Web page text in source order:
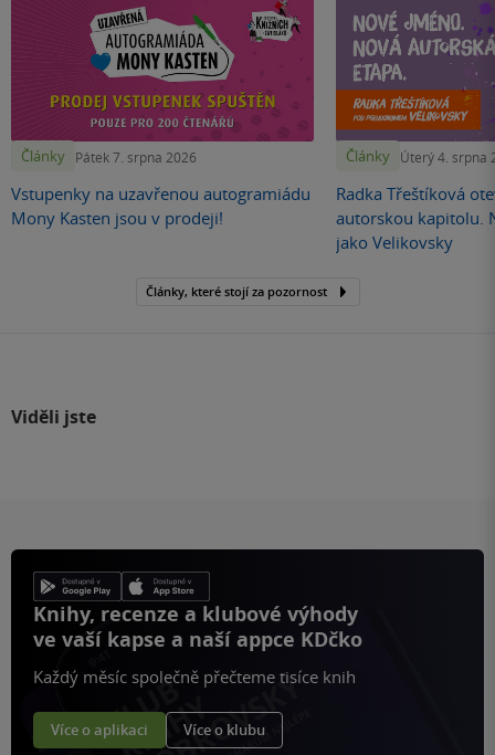
Články Pátek 7. srpna 2026
Vstupenky na uzavřenou autogramiádu
Mony Kasten jsou v prodeji!
Články Úterý 4. srpna
Radka Třeštíková
autorskou kapitolu.
jako Velikovsky
Články, které stojí za pozornost
Viděli jste
Knihy, recenze a klubové výhody
ve vaší kapse a naší appce KDčko
Každý měsíc společně přečteme tisíce knih
Více o aplikaci Více o klubu